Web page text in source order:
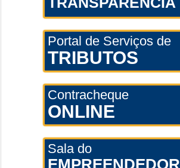
Portal de Serviços de
TRIBUTOS
Contracheque
ONLINE
Sala do
EMPREENDEDOR